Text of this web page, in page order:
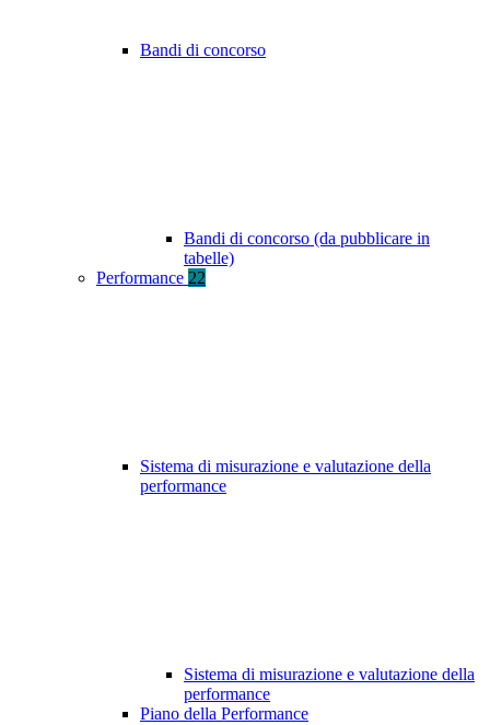
Bandi di concorso
Bandi di concorso (da pubblicare in
tabelle)
Performance 22
Sistema di misurazione e valutazione della
performance
Sistema di misurazione e valutazione della
performance
Piano della Performance